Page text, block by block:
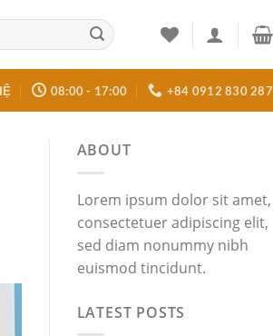
08:00 - 17:00 +84 0912 830 287
ABOUT
Lorem ipsum dolor sit amet,
consectetuer adipiscing elit,
sed diam nonummy nibh
euismod tincidunt.
LATEST POSTS